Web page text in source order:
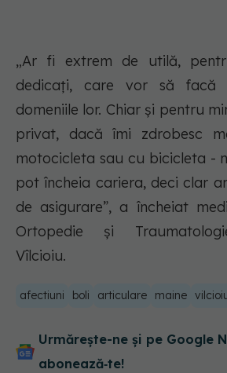
„Ar fi extrem de utilă,
dedicați, care vor să facă
domeniile lor. Chiar și pentru
privat, dacă îmi zdrobesc
motocicleta sau cu bicicleta -
pot încheia cariera, deci clar
de asigurare”, a încheiat
Ortopedie și
Vîlcioiu.
afectiuni boli articulare maine
Urmărește-ne și pe Google
abonează‑te!